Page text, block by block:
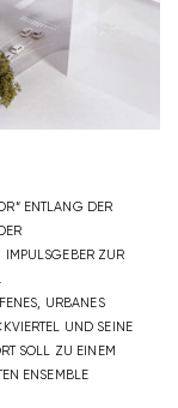
ENTLANG DER
IMPULSGEBER ZUR
URBANES
UND SEINE
SOLL ZU EINEM
ENSEMBLE